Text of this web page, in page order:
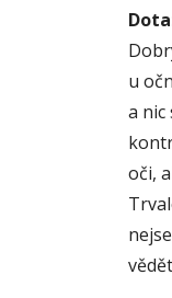
u
a nic
oči,